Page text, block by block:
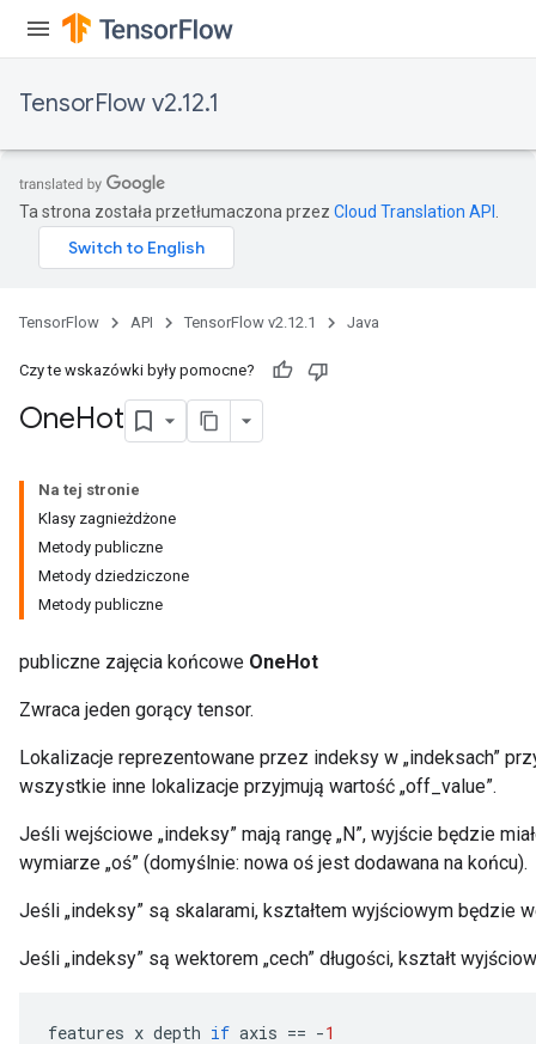
TensorFlow v2.12.1
Ta strona została przetłumaczona przez Cloud Translation API
TensorFlow API TensorFlow v2.12.1 Java
Czy te wskazówki były pomocne?
OneHot
Na tej stronie
Klasy zagnieżdżone
Metody publiczne
Metody dziedziczone
Metody publiczne
publiczne zajęcia końcowe OneHot
Zwraca jeden gorący tensor.
Lokalizacje reprezentowane przez indeksy w „indeksach”
wszystkie inne lokalizacje przyjmują wartość „off_value”.
Jeśli wejściowe „indeksy” mają rangę „N”, wyjście będzie
wymiarze „oś” (domyślnie: nowa oś jest dodawana na końcu).
Jeśli „indeksy” są skalarami, kształtem wyjściowym będzie
Jeśli „indeksy” są wektorem „cech” długości, kształt
features x depth if axis == -1